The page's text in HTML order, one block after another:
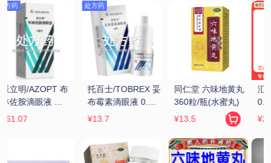
汇仁 肾宝片
0.7g*126片/瓶
¥229
张恒春 六味地黄丸
200丸(浓缩丸)
¥6.5
金水宝 金水宝胶囊
0.33g*9粒*12板
¥72.17
处方药